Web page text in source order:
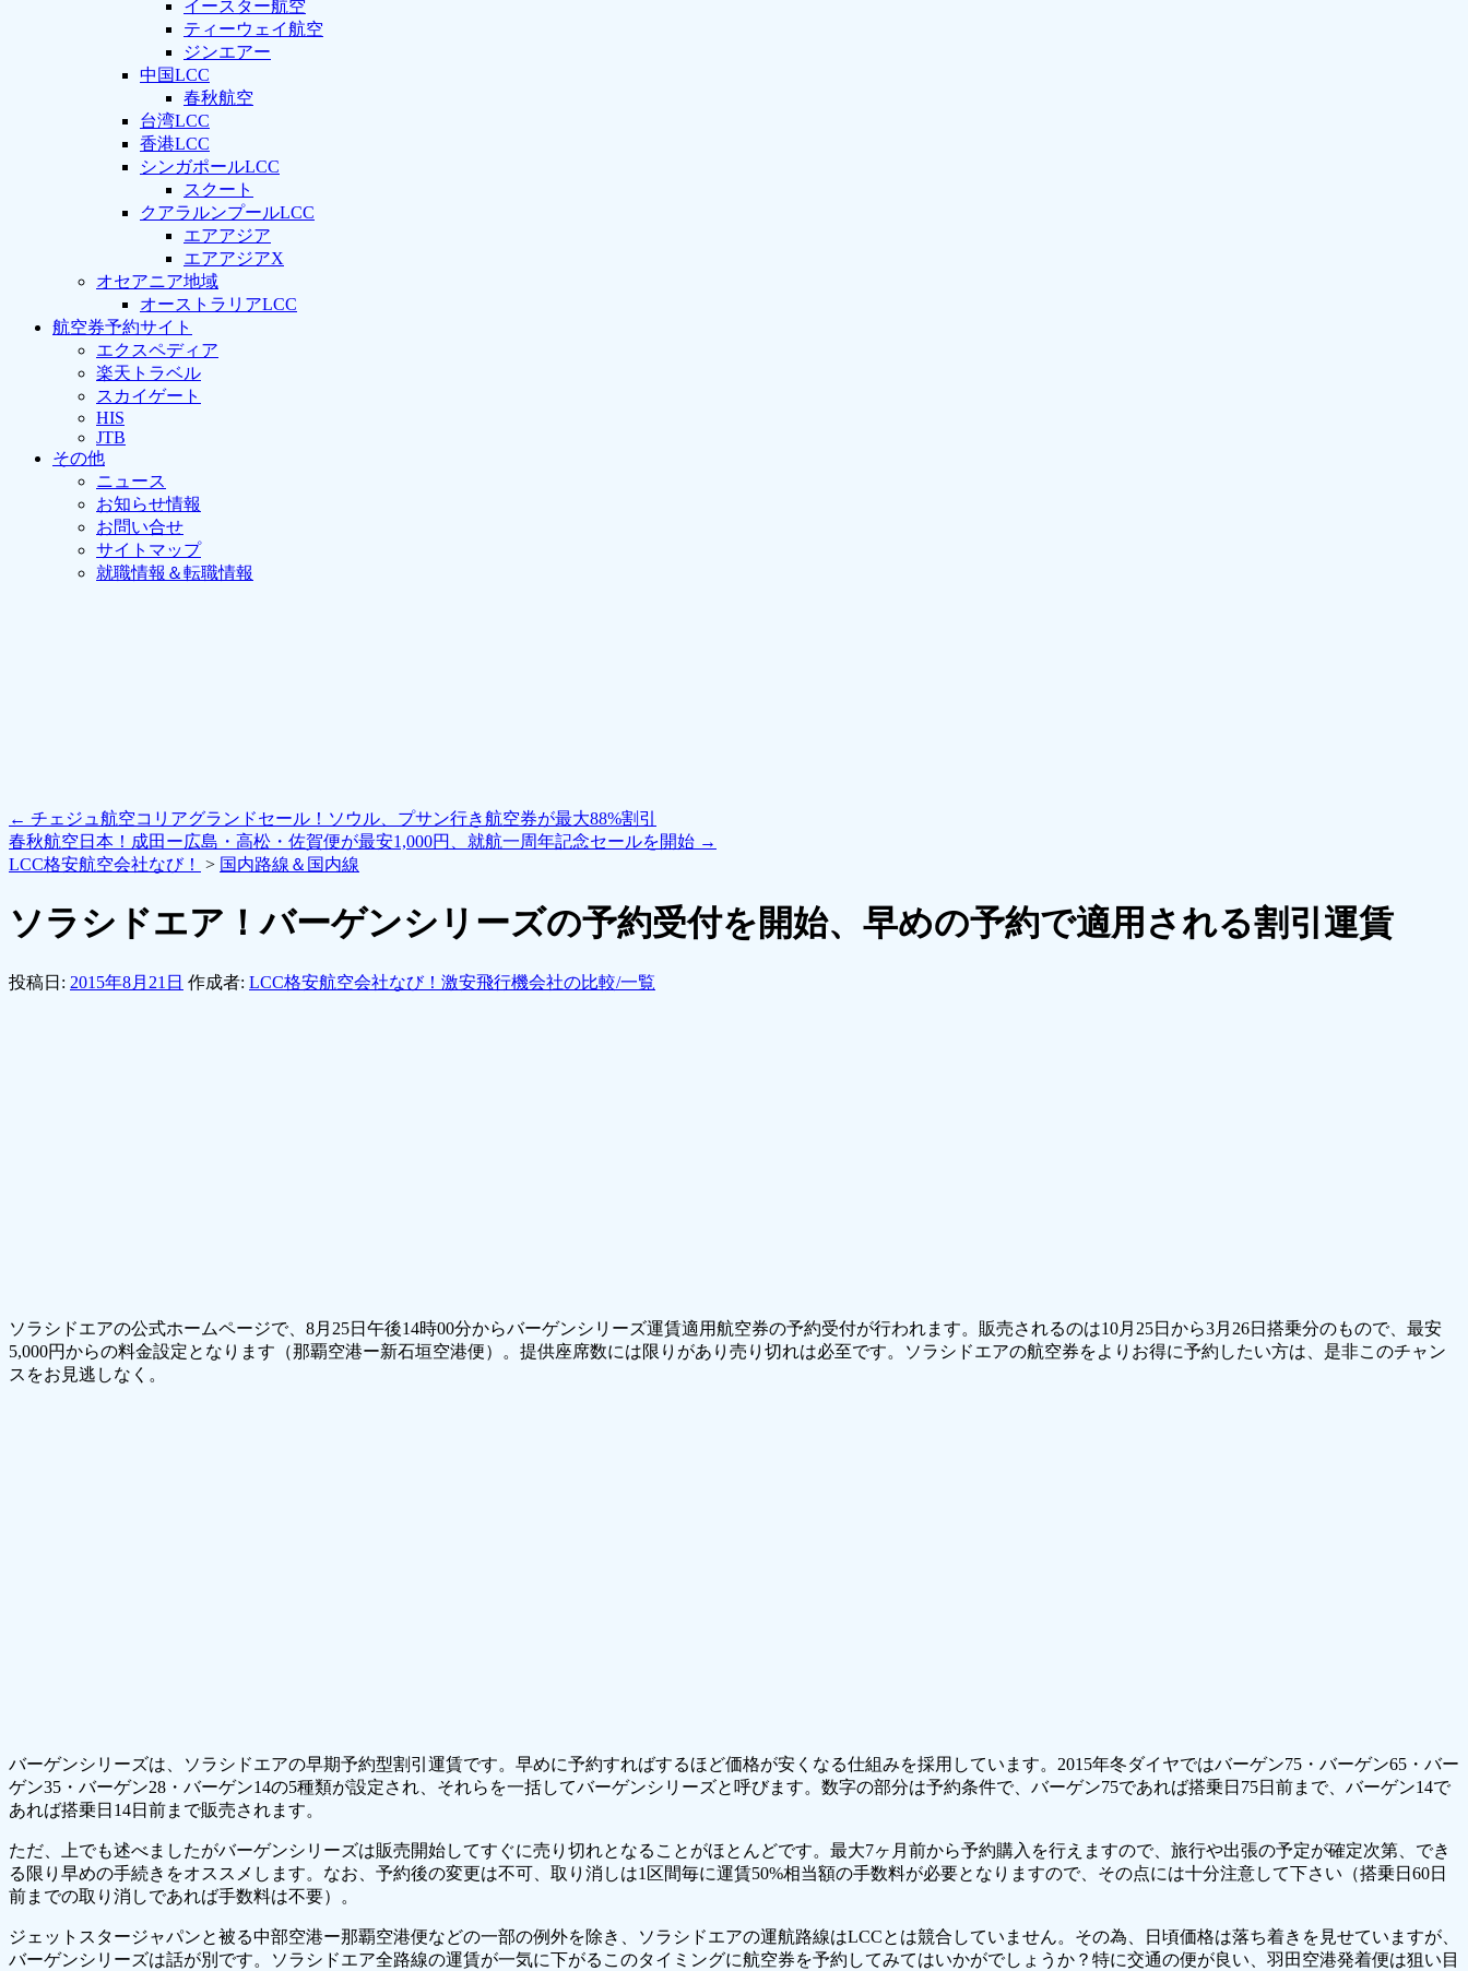
イースター航空
ティーウェイ航空
ジンエアー
中国LCC
春秋航空
台湾LCC
香港LCC
シンガポールLCC
スクート
クアラルンプールLCC
エアアジア
エアアジアX
オセアニア地域
オーストラリアLCC
航空券予約サイト
エクスペディア
楽天トラベル
スカイゲート
HIS
JTB
その他
ニュース
お知らせ情報
お問い合せ
サイトマップ
就職情報＆転職情報
← チェジュ航空コリアグランドセール！ソウル、プサン行き航空券が最大88%割引
春秋航空日本！成田ー広島・高松・佐賀便が最安1,000円、就航一周年記念セールを開始 →
LCC格安航空会社なび！
> 国内路線＆国内線
ソラシドエア！バーゲンシリーズの予約受付を開始、早めの予約で適用される割引運賃
投稿日: 2015年8月21日 作成者: LCC格安航空会社なび！激安飛行機会社の比較/一覧
ソラシドエアの公式ホームページで、8月25日午後14時00分からバーゲンシリーズ運賃適用航空券の予約受付が行われます。販売されるのは10月25日から3月26日搭乗分のもので、最安
5,000円からの料金設定となります（那覇空港ー新石垣空港便）。提供座席数には限りがあり売り切れは必至です。ソラシドエアの航空券をよりお得に予約したい方は、是非このチャン
スをお見逃しなく。
バーゲンシリーズは、ソラシドエアの早期予約型割引運賃です。早めに予約すればするほど価格が安くなる仕組みを採用しています。2015年冬ダイヤではバーゲン75・バーゲン65・バー
ゲン35・バーゲン28・バーゲン14の5種類が設定され、それらを一括してバーゲンシリーズと呼びます。数字の部分は予約条件で、バーゲン75であれば搭乗日75日前まで、バーゲン14で
あれば搭乗日14日前まで販売されます。
ただ、上でも述べましたがバーゲンシリーズは販売開始してすぐに売り切れとなることがほとんどです。最大7ヶ月前から予約購入を行えますので、旅行や出張の予定が確定次第、でき
る限り早めの手続きをオススメします。なお、予約後の変更は不可、取り消しは1区間毎に運賃50%相当額の手数料が必要となりますので、その点には十分注意して下さい（搭乗日60日
前までの取り消しであれば手数料は不要）。
ジェットスタージャパンと被る中部空港ー那覇空港便などの一部の例外を除き、ソラシドエアの運航路線はLCCとは競合していません。その為、日頃価格は落ち着きを見せていますが、
バーゲンシリーズは話が別です。ソラシドエア全路線の運賃が一気に下がるこのタイミングに航空券を予約してみてはいかがでしょうか？特に交通の便が良い、羽田空港発着便は狙い目